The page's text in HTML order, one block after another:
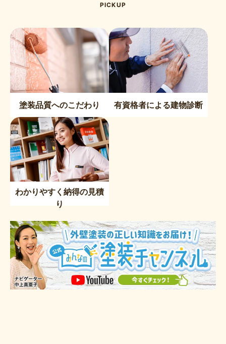
PICKUP
塗装品質へのこだわり 有資格者による建物診断
わかりやすく納得の見積
り